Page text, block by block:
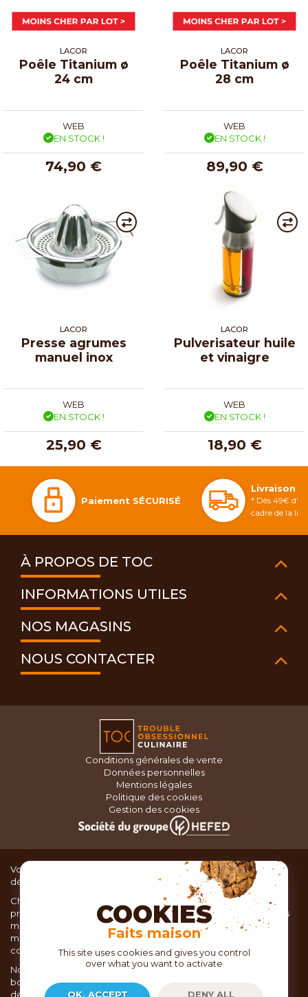
LACOR
Poêle Titanium ø
24 cm
WEB
EN STOCK !
74,90 €
LACOR
Poêle Titanium ø
28 cm
WEB
EN STOCK !
89,90 €
LACOR
Presse agrumes
manuel inox
WEB
EN STOCK !
25,90 €
LACOR
Pulverisateur huile
et vinaigre
WEB
EN STOCK !
18,90 €
Paiement SÉCURISÉ
Livraison
* Dès 49€
cadre de la
À PROPOS DE TOC
INFORMATIONS UTILES
NOS MAGASINS
NOUS CONTACTER
Conditions générales de vente
Données personnelles
Mentions légales
Politique des cookies
Gestion des cookies
Vous recherchez du matériel de cuisine pour concocter de
délicieux plats ou des pâtisseries dignes d’un grand chef ?
Chez TOC, boutique d’ustensiles de cuisine, nous vous
proposons une large sélection de produits issus des meilleures
marques de matériel de cuisine: Ustensiles de pâtisserie,
matériel de cuisson, service de table, ustensiles de cuisine,
coutellerie, set picnic.
Nous vous réservons un accueil chaleureux au sein de nos 21
boutiques, mais vous trouverez également tout votre matériel
de cuisine en ligne sur notre site internet toc.fr
COOKIES
Faits maison
This site uses cookies and gives you control
over what you want to activate
OK, ACCEPT DENY ALL